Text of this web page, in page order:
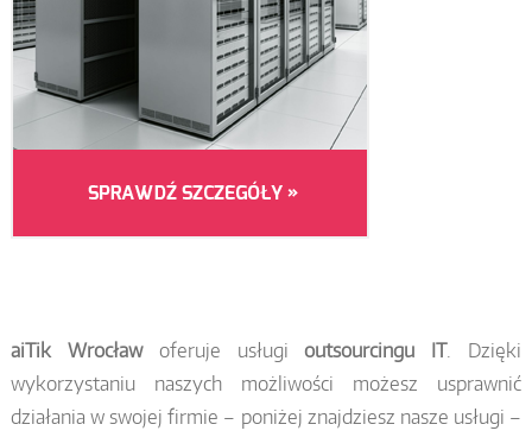
aiTik Wrocławoferuje usługi outsourcingu IT. Dzięki
wykorzystaniu naszych możliwości możesz usprawnić
działania w swojej firmie – poniżej znajdziesz nasze usługi –